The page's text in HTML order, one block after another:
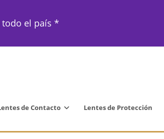
el país *
de Contacto Lentes de Protección